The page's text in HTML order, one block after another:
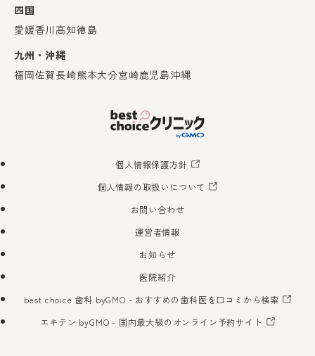
四国
愛媛香川 高知徳島
九州・沖縄
福岡佐賀長崎熊本大分宮崎鹿児島沖縄
個人情報保護方針
個人情報の取扱いについて
お問い合わせ
運営者情報
お知らせ
医院紹介
best choice 歯科 byGMO - おすすめの歯科医を口コミから検索
エキテン byGMO - 国内最大級のオンライン予約サイト